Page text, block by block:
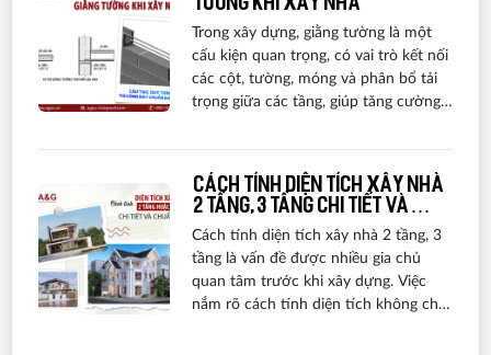
tường khi xây nhà
Trong xây dựng, giằng tường là một
cấu kiện quan trọng, có vai trò kết nối
các cột, tường, móng và phân bổ tải
trọng giữa các tầng, giúp tăng cường
giằng tường cụ thể là gì? Cấu tạo, quy
trình thi công đạt chuẩn ra sao? Và
cần lưu ý những gì khi thực hiện hạng
mục này?
Cách tính diện tích xây nhà
2 tầng, 3 tầng chi tiết và
chuẩn xác
Cách tính diện tích xây nhà 2 tầng, 3
tầng là vấn đề được nhiều gia chủ
quan tâm trước khi xây dựng. Việc
nắm rõ cách tính diện tích không chỉ